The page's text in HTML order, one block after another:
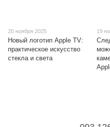
20 ноября 2025
Новый логотип Apple TV:
практическое искусство
стекла и света
19